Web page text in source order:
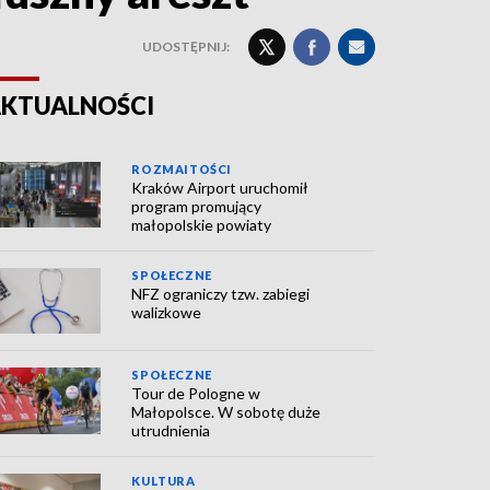
UDOSTĘPNIJ:
ROZMAITOŚCI
Kraków Airport uruchomił
program promujący
małopolskie powiaty
SPOŁECZNE
NFZ ograniczy tzw. zabiegi
walizkowe
SPOŁECZNE
Tour de Pologne w
Małopolsce. W sobotę duże
utrudnienia
KULTURA